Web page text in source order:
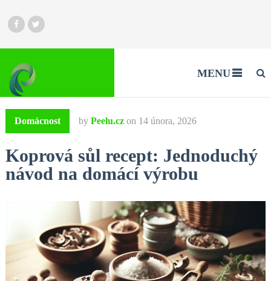
MENU
Domácnost by Peelu.cz on 14 února, 2026
Koprová sůl recept: Jednoduchý
návod na domácí výrobu